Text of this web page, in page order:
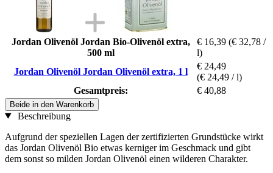
Jordan Olivenöl Jordan Bio-Olivenöl extra,
500 ml
€ 16,39 (€ 32,78 /
l)
Jordan Olivenöl Jordan Olivenöl extra, 1 l
€ 24,49
(€ 24,49 / l)
Gesamtpreis:
€ 40,88
Beide in den Warenkorb
Beschreibung
Aufgrund der speziellen Lagen der zertifizierten Grundstücke wirkt
das Jordan Olivenöl Bio etwas kerniger im Geschmack und gibt
dem sonst so milden Jordan Olivenöl einen wilderen Charakter.